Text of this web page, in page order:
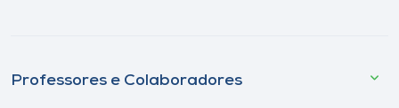
Professores e Colaboradores